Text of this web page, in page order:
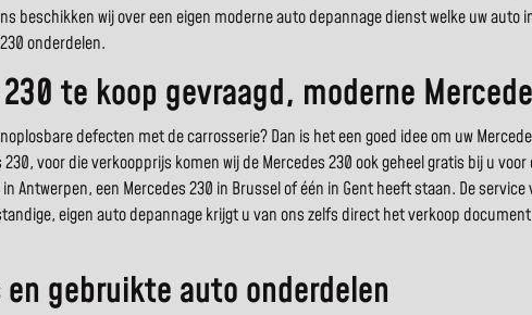
beschikken wij over een eigen moderne auto depannage dienst welke uw
onderdelen.
te koop gevraagd, moderne
defecten met de carrosserie? Dan is het een goed idee om uw
voor die verkoopprijs komen wij de Mercedes 230 ook geheel gratis bij u
een Mercedes 230 in Brussel of één in Gent heeft staan. De
eigen auto depannage krijgt u van ons zelfs direct het verkoop
gebruikte auto onderdelen